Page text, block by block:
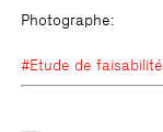
Photographe:
#Etude de faisabilité